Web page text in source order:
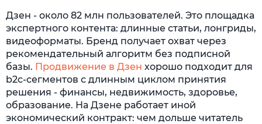
Дзен - около 82 млн пользователей. Это площадка
экспертного контента: длинные статьи, лонгриды,
видеоформаты. Бренд получает охват через
рекомендательный алгоритм без подписной
базы. Продвижение в Дзен хорошо подходит для
b2c-сегментов с длинным циклом принятия
решения - финансы, недвижимость, здоровье,
образование. На Дзене работает иной
экономический контракт: чем дольше читатель